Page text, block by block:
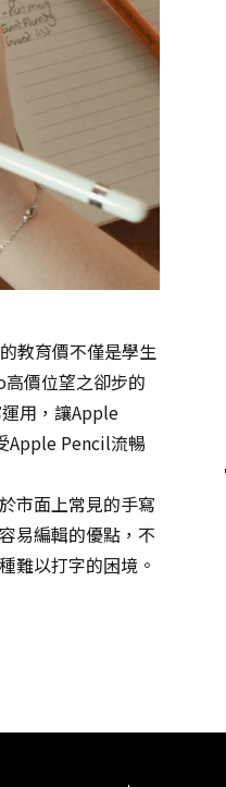
教育價不僅是學生
價位望之卻步的
用，讓Apple
Apple Pencil流暢
市面上常見的手寫
易編輯的優點，不
難以打字的困境。
打字的筆記”